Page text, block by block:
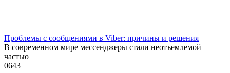
Проблемы с сообщениями в Viber: причины и решения
В современном мире мессенджеры стали неотъемлемой
частью
0643